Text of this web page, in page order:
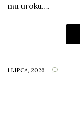
mu uroku….
1 LIPCA, 2026